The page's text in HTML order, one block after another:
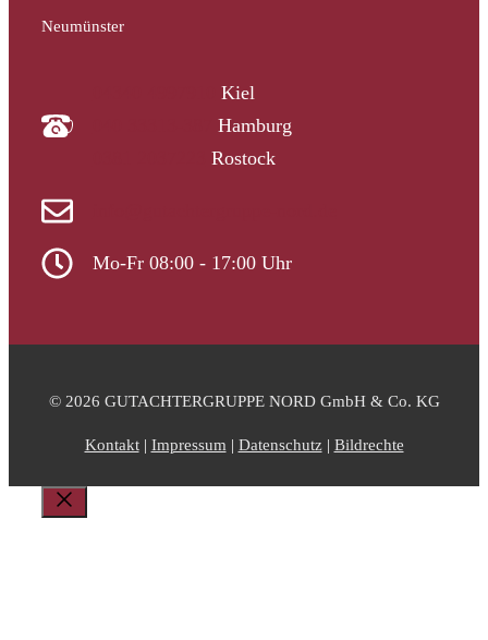
Neumünster
Kiel
Hamburg
Rostock
Mo-Fr 08:00 - 17:00 Uhr
© 2026 GUTACHTERGRUPPE NORD GmbH & Co. KG
Kontakt| Impressum| Datenschutz| Bildrechte
Schließen